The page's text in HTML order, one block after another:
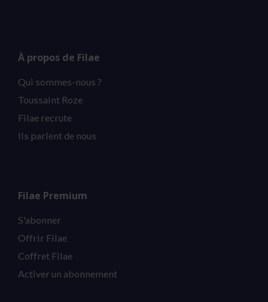
À propos de Filae
Qui sommes-nous ?
Toussaint Roze
Filae recrute
Ils parlent de nous
Filae Premium
S'abonner
Offrir Filae
Coffret Filae
Activer un abonnement